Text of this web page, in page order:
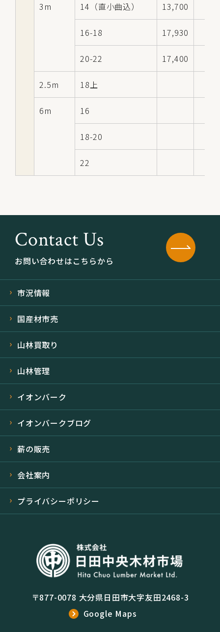
3m 14（直小曲込） 13,700
16-18 17,930
20-22 17,400
2.5m 18上
6m 16
18-20
22
Contact Us
お問い合わせはこちらから
市況情報
国産材市売
山林買取り
山林管理
イオンバーク
イオンバークブログ
薪の販売
会社案内
プライバシーポリシー
〒877-0078 大分県日田市大字友田2468-3
Google Maps